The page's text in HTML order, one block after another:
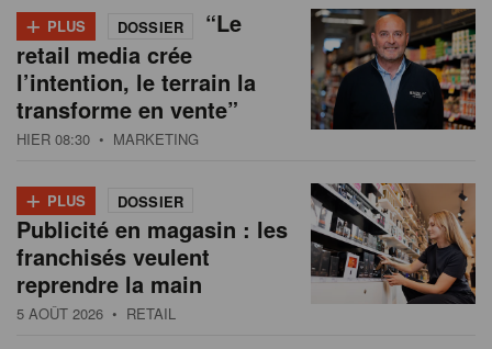
+ PLUS DOSSIER
“Le
retail media crée
l’intention, le terrain la
transforme en vente”
HIER 08:30 • MARKETING
+ PLUS DOSSIER
Publicité en magasin : les
franchisés veulent
reprendre la main
5 AOÛT 2026 • RETAIL